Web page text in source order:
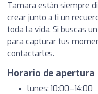
Tamara están siempre
crear junto a ti un
toda la vida. Si buscas
para capturar tus
contactarles.
Horario de apertura
lunes: 10:00–14:00